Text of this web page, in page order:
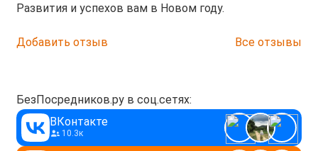
Развития и успехов вам в Новом году.
Добавить отзыв Все отзывы
БезПосредников.ру в соц.сетях:
ВКонтакте
10.3к